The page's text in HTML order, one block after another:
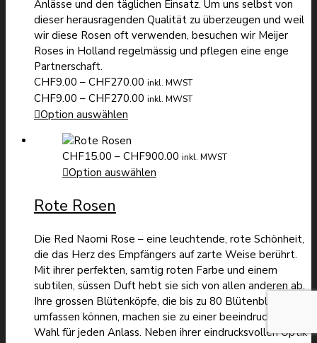
Anlässe und den täglichen Einsatz. Um uns selbst von
dieser herausragenden Qualität zu überzeugen und weil
wir diese Rosen oft verwenden, besuchen wir Meijer
Roses in Holland regelmässig und pflegen eine enge
Partnerschaft.
CHF9.00 – CHF270.00 Preisspanne:
CHF9.00
inkl. MWST
CHF9.00 – CHF270.00 Preisspanne:
inkl. MWST
Option auswählen
CHF15.00 – CHF900.00 Preisspanne:
inkl. MWST
Option auswählen
Rote Rosen
Die Red Naomi Rose – eine leuchtende, rote Schönheit,
die das Herz des Empfängers auf zarte Weise berührt.
Mit ihrer perfekten, samtig roten Farbe und einem
subtilen, süssen Duft hebt sie sich von allen anderen ab.
Ihre grossen Blütenköpfe, die bis zu 80 Blütenblätter
umfassen können, machen sie zu einer beeindruckenden
Wahl für jeden Anlass. Neben ihrer eindrucksvollen Optik